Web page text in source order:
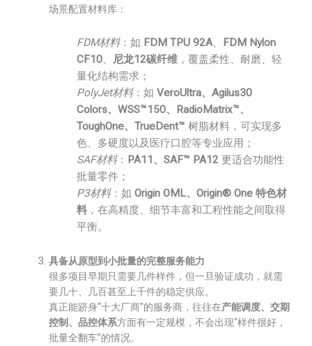
场景配置材料库：
FDM材料：如 FDM TPU 92A、
FDM Nylon
CF10、 尼龙12碳纤维 ，覆盖柔性、耐磨、轻
量化结构需求；
PolyJet材料：如 VeroUltra、Agilus30
Colors、WSS™150、RadioMatrix™、
ToughOne、TrueDent™ 树脂材料，可实现多
色、多硬度以及医疗口腔等专业应用；
SAF材料： PA11、SAF™ PA12 更适合功能性
批量零件；
P3材料：如 Origin OML、Origin® One 特色材
料 ，在高精度、细节丰富和工程性能之间取得
平衡。
具备从原型到小批量的完整服务能力
很多项目早期只需要几件样件，但一旦验证成功，就需
要几十、几百甚至上千件的稳定供应。
真正能跻身“十大厂商”的服务商，往往在产能调度、交期
控制、品控体系方面有一定规模，不会出现“样件很好，
批量全翻车”的情况。